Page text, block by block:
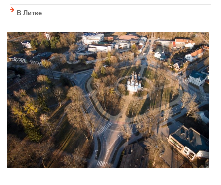
В Литве